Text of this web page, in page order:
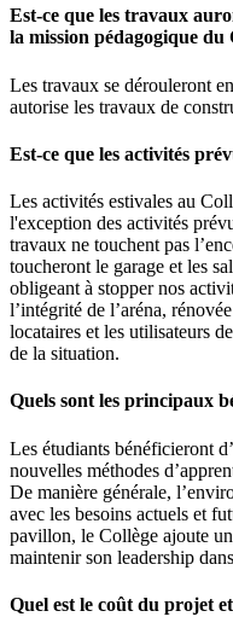
Est-ce que les travaux
la mission pédagogique du
Les travaux se dérouleront
autorise les travaux de
Est-ce que les activités
Les activités estivales au
l'exception des activités
travaux ne touchent pas
toucheront le garage et les
obligeant à stopper nos
l’intégrité de l’aréna,
locataires et les utilisateurs
de la situation.
Quels sont les principaux
Les étudiants bénéficieront
nouvelles méthodes
De manière générale,
avec les besoins actuels et
pavillon, le Collège ajoute
maintenir son leadership
Quel est le coût du projet